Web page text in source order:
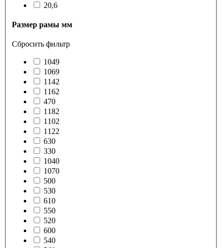
20,6
Размер рамы мм
Сбросить фильтр
1049
1069
1142
1162
470
1182
1102
1122
630
330
1040
1070
500
530
610
550
520
600
540